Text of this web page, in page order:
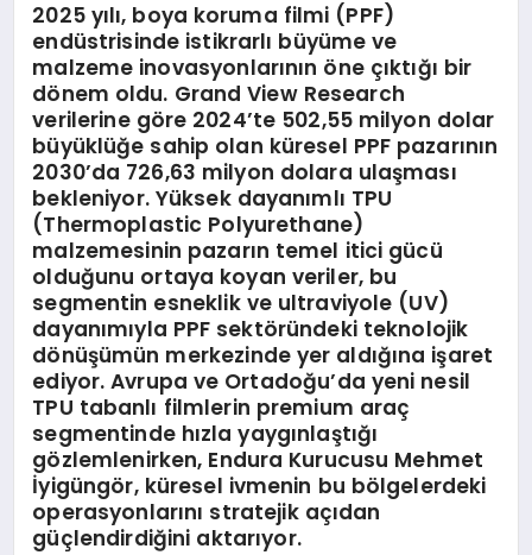
2025 yılı, boya koruma filmi (PPF)
endüstrisinde istikrarlı büyüme ve
malzeme inovasyonlarının öne çıktığı bir
dönem oldu. Grand View Research
verilerine göre 2024’te 502,55 milyon dolar
büyüklüğe sahip olan küresel PPF pazarının
2030’da 726,63 milyon dolara ulaşması
bekleniyor. Yüksek dayanımlı TPU
(Thermoplastic Polyurethane)
malzemesinin pazarın temel itici gücü
olduğunu ortaya koyan veriler, bu
segmentin esneklik ve ultraviyole (UV)
dayanımıyla PPF sektöründeki teknolojik
dönüşümün merkezinde yer aldığına işaret
ediyor. Avrupa ve Ortadoğu’da yeni nesil
TPU tabanlı filmlerin premium araç
segmentinde hızla yaygınlaştığı
gözlemlenirken, Endura Kurucusu Mehmet
İyigüngör, küresel ivmenin bu bölgelerdeki
operasyonlarını stratejik açıdan
güçlendirdiğini aktarıyor.